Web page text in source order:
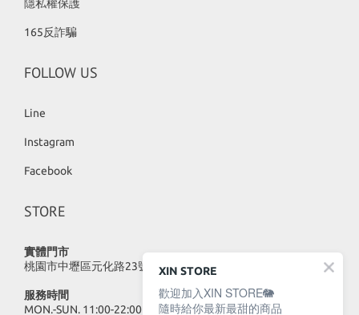
隱私權保護
165反詐騙
FOLLOW US
Line
Instagram
Facebook
STORE
實體門市
桃園市中壢區元化路23號
服務時間
MON.-SUN. 11:00-22:00
XIN STORE
歡迎加入XIN STORE🐘
隨時給你最新最甜的商品